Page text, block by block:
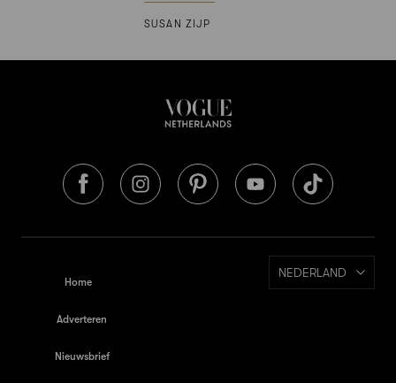
SUSAN ZIJP
Home
Adverteren
Nieuwsbrief
NEDERLAND